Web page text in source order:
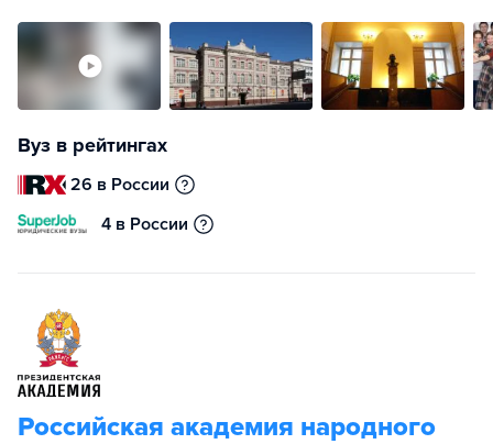
Вуз в рейтингах
26 в России
4 в России
Российская академия народного